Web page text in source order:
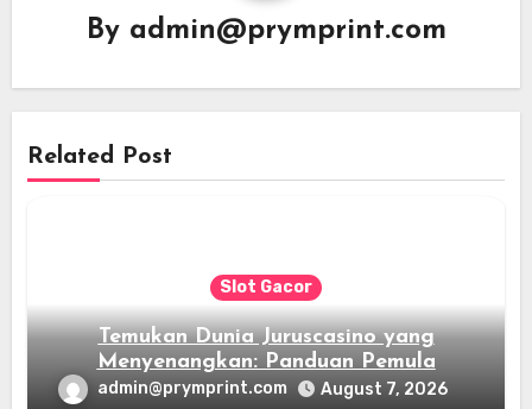
By admin@prymprint.com
Related Post
Slot Gacor
Temukan Dunia Juruscasino yang
Menyenangkan: Panduan Pemula
admin@prymprint.com August 7, 2026